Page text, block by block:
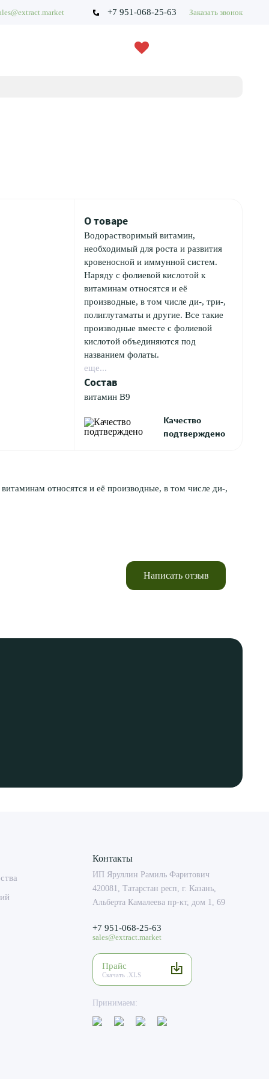
+7 951-068-25-63 Заказать звонок
О товаре
Водорастворимый витамин,
необходимый для роста и развития
кровеносной и иммунной систем.
Наряду с фолиевой кислотой к
витаминам относятся и её
производные, в том числе ди-, три-,
полиглутаматы и другие. Все такие
производные вместе с фолиевой
кислотой объединяются под
названием фолаты.
еще...
Состав
витамин В9
Качество
подтверждено
относятся и её производные, в том числе ди-,
Написать отзыв
Контакты
ИП Яруллин Рамиль Фаритович
420081, Татарстан респ, г. Казань,
Альберта Камалеева пр-кт, дом 1, 69
+7 951-068-25-63
sales@extract.market
Прайс
Скачать .XLS
Принимаем: